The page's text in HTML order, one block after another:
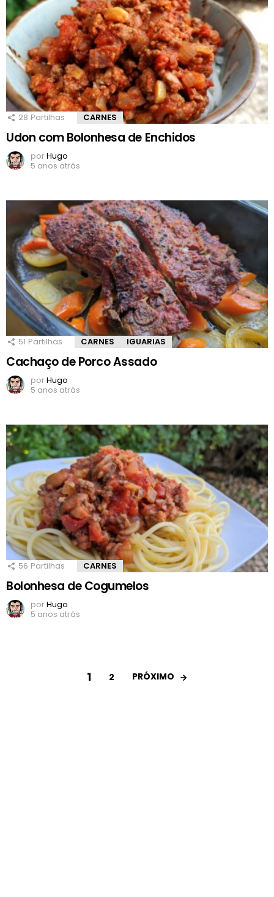
28 Partilhas CARNES
Udon com Bolonhesa de Enchidos
porHugo
5 anos atrás
51 Partilhas CARNES IGUARIAS
Cachaço de Porco Assado
porHugo
5 anos atrás
56 Partilhas CARNES
Bolonhesa de Cogumelos
porHugo
5 anos atrás
1 2 PRÓXIMO